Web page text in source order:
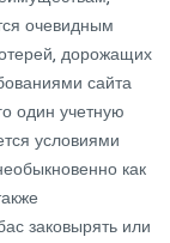
очевидным
дорожащих
сайта
один учетную
условиями
как
заковырять или